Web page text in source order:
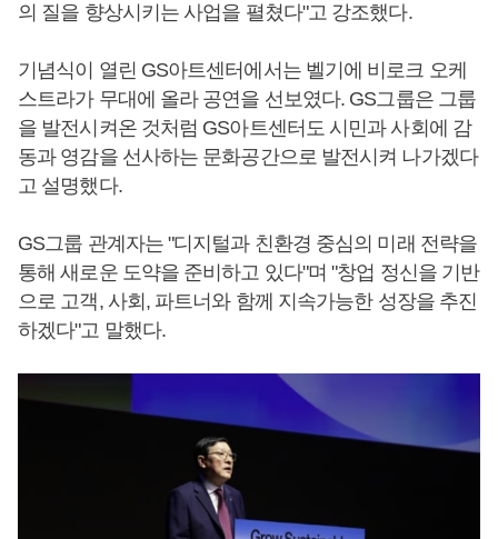
의 질을 향상시키는 사업을 펼쳤다"고 강조했다.
기념식이 열린 GS아트센터에서는 벨기에 비로크 오케
스트라가 무대에 올라 공연을 선보였다. GS그룹은 그룹
을 발전시켜온 것처럼 GS아트센터도 시민과 사회에 감
동과 영감을 선사하는 문화공간으로 발전시켜 나가겠다
고 설명했다.
GS그룹 관계자는 "디지털과 친환경 중심의 미래 전략을
통해 새로운 도약을 준비하고 있다"며 "창업 정신을 기반
으로 고객, 사회, 파트너와 함께 지속가능한 성장을 추진
하겠다"고 말했다.